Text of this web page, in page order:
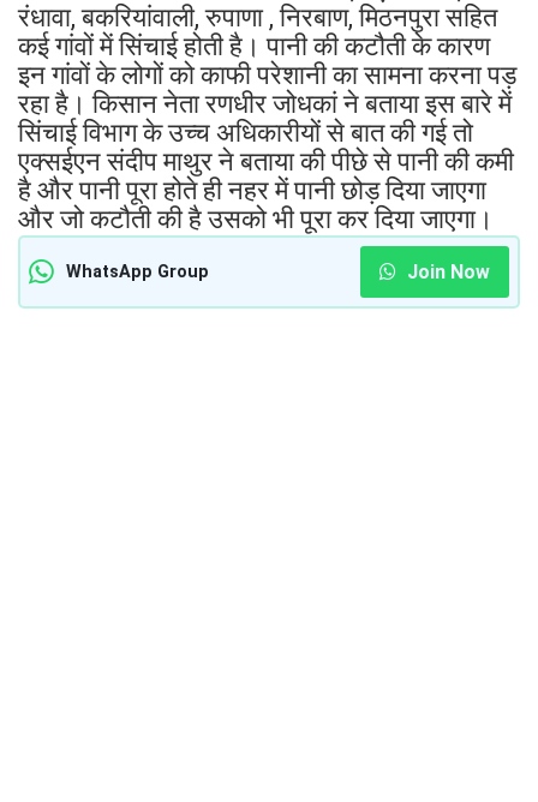
रंधावा, बकरियांवाली, रुपाणा , निरबाण, मिठनपुरा सहित
कई गांवों में सिंचाई होती है। पानी की कटौती के कारण
इन गांवों के लोगों को काफी परेशानी का सामना करना पड़
रहा है। किसान नेता रणधीर जोधकां ने बताया इस बारे में
सिंचाई विभाग के उच्च अधिकारीयों से बात की गई तो
एक्सईएन संदीप माथुर ने बताया की पीछे से पानी की कमी
है और पानी पूरा होते ही नहर में पानी छोड़ दिया जाएगा
और जो कटौती की है उसको भी पूरा कर दिया जाएगा।
WhatsApp Group Join Now